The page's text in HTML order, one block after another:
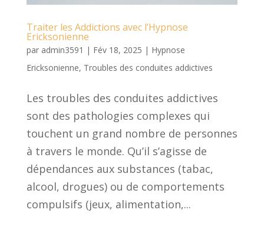
Traiter les Addictions avec l’Hypnose
Ericksonienne
par admin3591 | Fév 18, 2025 | Hypnose
Ericksonienne, Troubles des conduites addictives
Les troubles des conduites addictives
sont des pathologies complexes qui
touchent un grand nombre de personnes
à travers le monde. Qu’il s’agisse de
dépendances aux substances (tabac,
alcool, drogues) ou de comportements
compulsifs (jeux, alimentation,...